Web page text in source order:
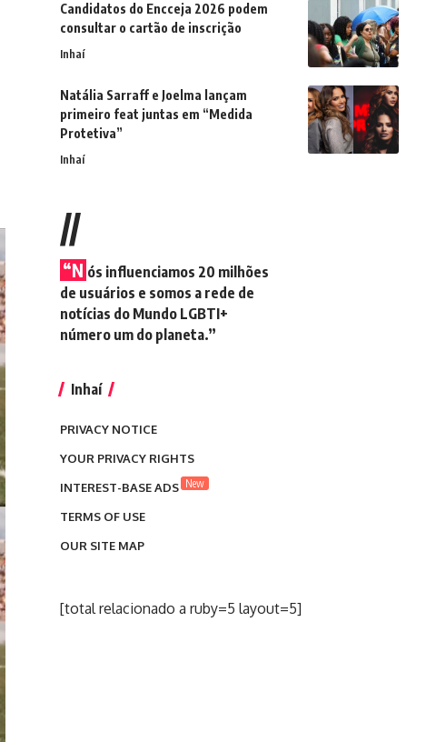
Candidatos do Encceja 2026 podem
consultar o cartão de inscrição
Inhaí
Natália Sarraff e Joelma lançam
primeiro feat juntas em “Medida
Protetiva”
Inhaí
//
“N ós influenciamos 20 milhões
de usuários e somos a rede de
notícias do Mundo LGBTI+
número um do planeta.”
Inhaí
PRIVACY NOTICE
YOUR PRIVACY RIGHTS
INTEREST-BASE ADS New
TERMS OF USE
OUR SITE MAP
[total relacionado a ruby=5 layout=5]